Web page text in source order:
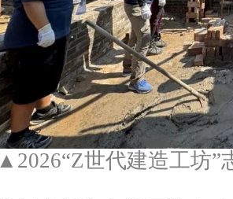
▲2026“Z世代建造工坊”